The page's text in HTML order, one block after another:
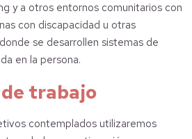
y a otros entornos comunitarios con
con discapacidad u otras
se desarrollen sistemas de
en la persona.
trabajo
contemplados utilizaremos